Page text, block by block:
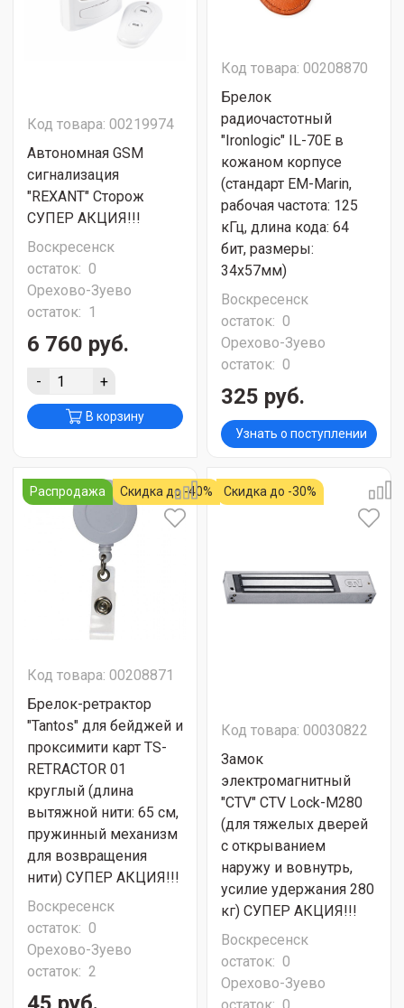
Код товара: 00219974
Автономная GSM
сигнализация
"REXANT" Сторож
СУПЕР АКЦИЯ!!!
Воскресенск
остаток: 0
Орехово-Зуево
остаток: 1
6 760 руб.
- +
В корзину
Код товара: 00208870
Брелок
радиочастотный
"Ironlogic" IL-70E в
кожаном корпусе
(стандарт ЕM-Marin,
рабочая частота: 125
кГц, длина кода: 64
бит, размеры:
34х57мм)
Воскресенск
остаток: 0
Орехово-Зуево
остаток: 0
325 руб.
Узнать о поступлении
Распродажа Скидка до -40%
Код товара: 00208871
Брелок-ретрактор
"Tantos" для бейджей и
проксимити карт TS-
RETRACTOR 01
круглый (длина
вытяжной нити: 65 см,
пружинный механизм
для возвращения
нити) СУПЕР АКЦИЯ!!!
Воскресенск
остаток: 0
Орехово-Зуево
остаток: 2
Скидка до -30%
Код товара: 00030822
Замок
электромагнитный
"CTV" CTV Lock-M280
(для тяжелых дверей
с открыванием
наружу и вовнутрь,
усилие удержания 280
кг) СУПЕР АКЦИЯ!!!
Воскресенск
остаток: 0
Орехово-Зуево